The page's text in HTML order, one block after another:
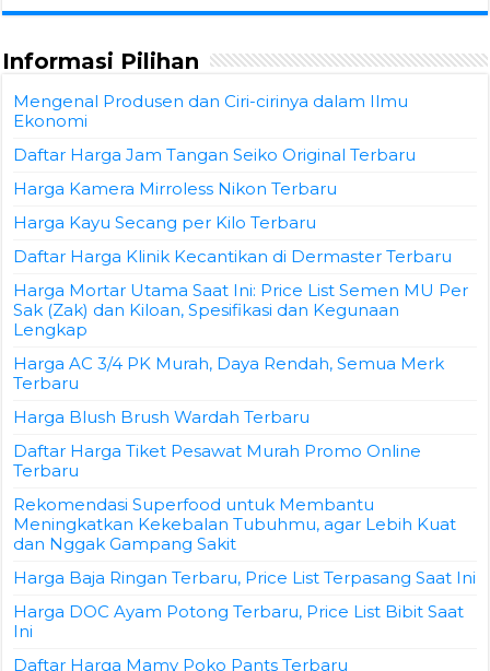
Informasi Pilihan
Mengenal Produsen dan Ciri-cirinya dalam Ilmu
Ekonomi
Daftar Harga Jam Tangan Seiko Original Terbaru
Harga Kamera Mirroless Nikon Terbaru
Harga Kayu Secang per Kilo Terbaru
Daftar Harga Klinik Kecantikan di Dermaster Terbaru
Harga Mortar Utama Saat Ini: Price List Semen MU Per
Sak (Zak) dan Kiloan, Spesifikasi dan Kegunaan
Lengkap
Harga AC 3/4 PK Murah, Daya Rendah, Semua Merk
Terbaru
Harga Blush Brush Wardah Terbaru
Daftar Harga Tiket Pesawat Murah Promo Online
Terbaru
Rekomendasi Superfood untuk Membantu
Meningkatkan Kekebalan Tubuhmu, agar Lebih Kuat
dan Nggak Gampang Sakit
Harga Baja Ringan Terbaru, Price List Terpasang Saat Ini
Harga DOC Ayam Potong Terbaru, Price List Bibit Saat
Ini
Daftar Harga Mamy Poko Pants Terbaru